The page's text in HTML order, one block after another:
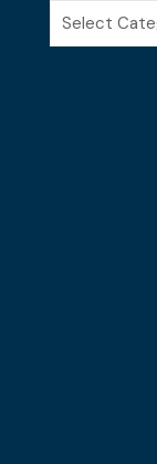
Categories